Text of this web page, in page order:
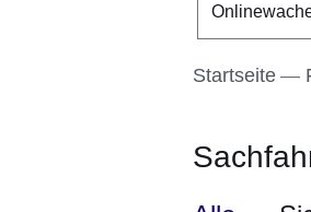
Hessen
Startseite